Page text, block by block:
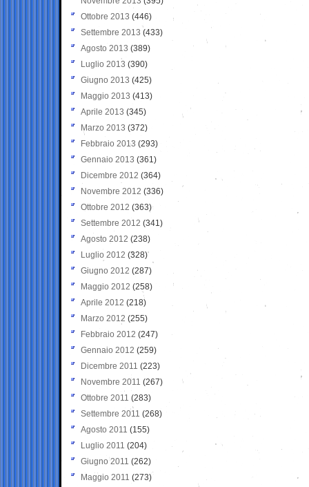
Ottobre 2013 (446)
Settembre 2013 (433)
Agosto 2013 (389)
Luglio 2013 (390)
Giugno 2013 (425)
Maggio 2013 (413)
Aprile 2013 (345)
Marzo 2013 (372)
Febbraio 2013 (293)
Gennaio 2013 (361)
Dicembre 2012 (364)
Novembre 2012 (336)
Ottobre 2012 (363)
Settembre 2012 (341)
Agosto 2012 (238)
Luglio 2012 (328)
Giugno 2012 (287)
Maggio 2012 (258)
Aprile 2012 (218)
Marzo 2012 (255)
Febbraio 2012 (247)
Gennaio 2012 (259)
Dicembre 2011 (223)
Novembre 2011 (267)
Ottobre 2011 (283)
Settembre 2011 (268)
Agosto 2011 (155)
Luglio 2011 (204)
Giugno 2011 (262)
Maggio 2011 (273)